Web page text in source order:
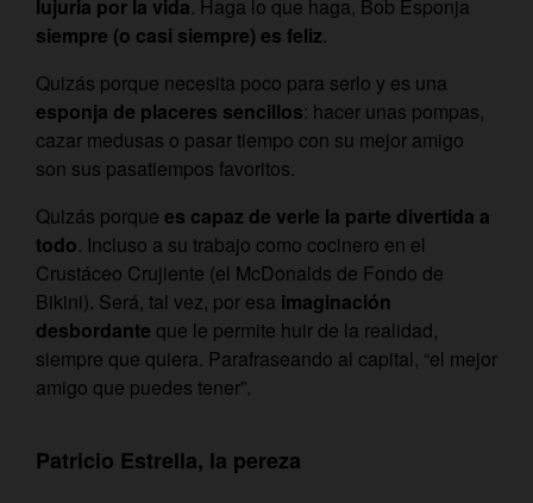
lujuria por la vida. Haga lo que haga, Bob Esponja
siempre (o casi siempre) es feliz.
Quizás porque necesita poco para serlo y es una
esponja de placeres sencillos: hacer unas pompas,
cazar medusas o pasar tiempo con su mejor amigo
son sus pasatiempos favoritos.
Quizás porque es capaz de verle la parte divertida a
todo. Incluso a su trabajo como cocinero en el
Crustáceo Crujiente (el McDonalds de Fondo de
Bikini). Será, tal vez, por esa imaginación
desbordante que le permite huir de la realidad,
siempre que quiera. Parafraseando al capital, “el mejor
amigo que puedes tener”.
Patricio Estrella, la pereza